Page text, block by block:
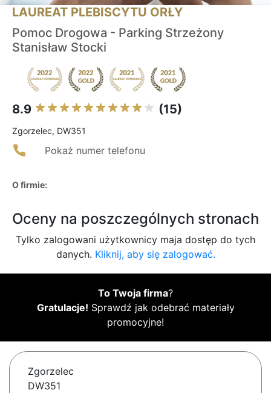
LAUREAT PLEBISCYTU ORŁY
Pomoc Drogowa - Parking Strzeżony
Stanisław Stocki
8.9 (15)
Zgorzelec, DW351
Pokaż numer telefonu
O firmie:
Oceny na poszczególnych stronach
Tylko zalogowani użytkownicy maja dostęp do tych
danych. Kliknij, aby się zalogować.
To Twoja firma?
Gratulacje! Sprawdź jak odebrać materiały
promocyjne!
Zgorzelec
DW351